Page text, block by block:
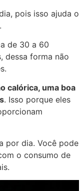
pois isso ajuda o
de 30 a 60
dessa forma não
calórica, uma boa
. Isso porque eles
por dia. Você pode
o consumo de